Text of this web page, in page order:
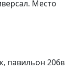
Место
павильон 206в